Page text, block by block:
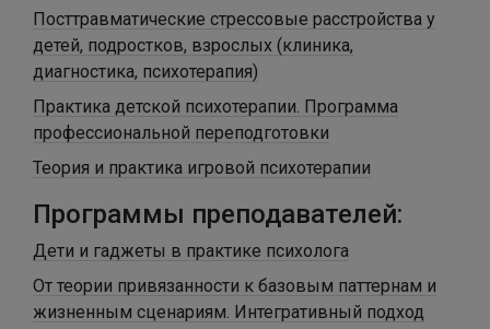
Посттравматические стрессовые расстройства у
детей, подростков, взрослых (клиника,
диагностика, психотерапия)
Практика детской психотерапии. Программа
профессиональной переподготовки
Теория и практика игровой психотерапии
Программы преподавателей:
Дети и гаджеты в практике психолога
От теории привязанности к базовым паттернам и
жизненным сценариям. Интегративный подход